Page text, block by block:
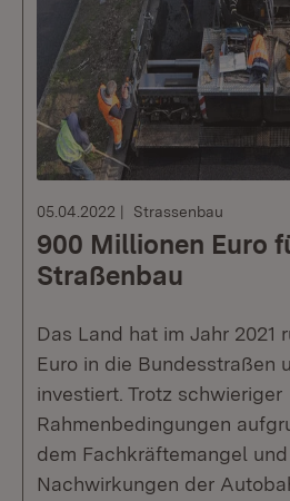
05.04.2022 Strassenbau
900 Millionen Euro
Straßenbau
Das Land hat im Jahr 2021
Euro in die Bundesstraßen
investiert. Trotz schwieriger
Rahmenbedingungen
dem Fachkräftemangel
Nachwirkungen der